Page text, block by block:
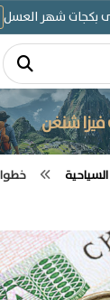
شنغن